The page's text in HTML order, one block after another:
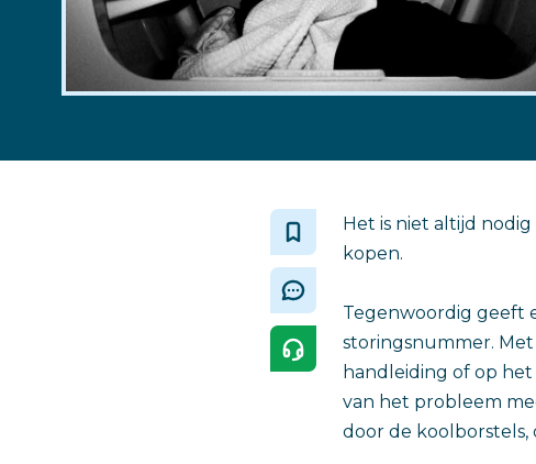
Het is niet altijd
kopen.
Tegenwoordig geeft
storingsnummer.
handleiding of op
van het probleem
door de